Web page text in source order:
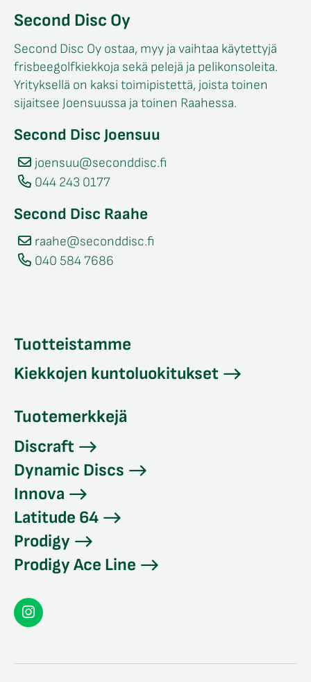
Second Disc Oy
Second Disc Oy ostaa, myy ja vaihtaa käytettyjä
frisbeegolfkiekkoja sekä pelejä ja pelikonsoleita.
Yrityksellä on kaksi toimipistettä, joista toinen
sijaitsee Joensuussa ja toinen Raahessa.
Second Disc Joensuu
joensuu@seconddisc.fi
044 243 0177
Second Disc Raahe
raahe@seconddisc.fi
040 584 7686
Tuotteistamme
Kiekkojen kuntoluokitukset
Tuotemerkkejä
Discraft
Dynamic Discs
Innova
Latitude 64
Prodigy
Prodigy Ace Line
Seconddisc